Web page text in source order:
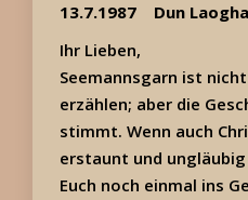
13.7.1987 Dun
Ihr Lieben,
Seemannsgarn ist
erzählen; aber die
stimmt. Wenn auch
erstaunt und
Euch noch einmal ins